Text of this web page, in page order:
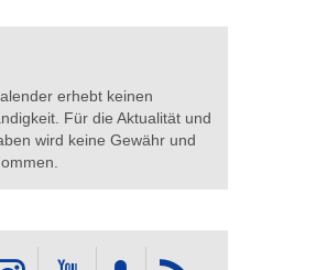
erhebt keinen
Für die Aktualität und
wird keine Gewähr und